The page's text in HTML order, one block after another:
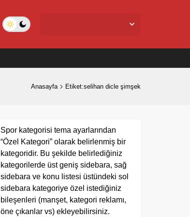
Anasayfa Etiket:selihan dicle şimşek
Spor kategorisi tema ayarlarından
“Özel Kategori” olarak belirlenmiş bir
kategoridir. Bu şekilde belirlediğiniz
kategorilerde üst geniş sidebara, sağ
sidebara ve konu listesi üstündeki sol
sidebara kategoriye özel istediğiniz
bileşenleri (manşet, kategori reklamı,
öne çıkanlar vs) ekleyebilirsiniz.